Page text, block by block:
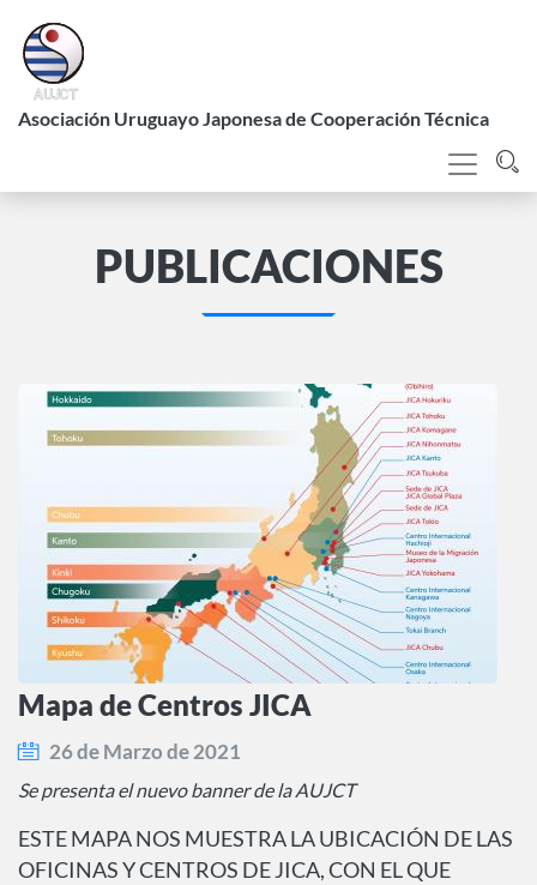
contenido
principal
Asociación Uruguayo Japonesa de Cooperación Técnica
PUBLICACIONES
Mapa de Centros JICA
26 de Marzo de 2021
Se presenta el nuevo banner de la AUJCT
ESTE MAPA NOS MUESTRA LA UBICACIÓN DE LAS
OFICINAS Y CENTROS DE JICA, CON EL QUE